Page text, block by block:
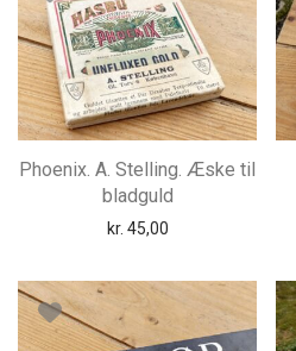
Phoenix. A. Stelling. Æske til
bladguld
kr. 45,00